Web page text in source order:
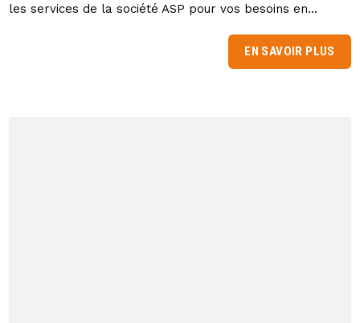
les services de la société ASP pour vos besoins en...
EN SAVOIR PLUS